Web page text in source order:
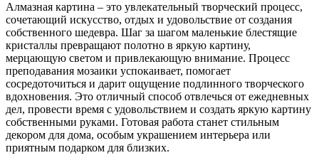
Алмазная картина – это увлекательный творческий процесс,
сочетающий искусство, отдых и удовольствие от создания
собственного шедевра. Шаг за шагом маленькие блестящие
кристаллы превращают полотно в яркую картину,
мерцающую светом и привлекающую внимание. Процесс
преподавания мозаики успокаивает, помогает
сосредоточиться и дарит ощущение подлинного творческого
вдохновения. Это отличный способ отвлечься от ежедневных
дел, провести время с удовольствием и создать яркую картину
собственными руками. Готовая работа станет стильным
декором для дома, особым украшением интерьера или
приятным подарком для близких.